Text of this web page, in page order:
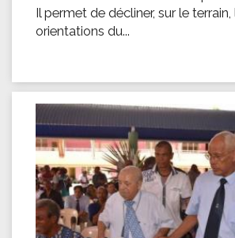
Il permet de décliner, sur le terrain,
orientations du...